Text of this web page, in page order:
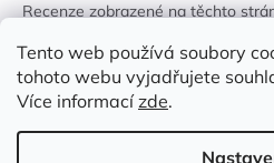
Tento web používá soubory
tohoto webu vyjadřujete
Více informacízde.
Recenze zobrazené na těchto
identifikován.